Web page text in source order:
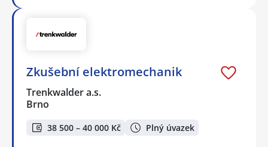
Zkušební elektromechanik
Trenkwalder a.s.
Brno
38 500 – 40 000 Kč Plný úvazek